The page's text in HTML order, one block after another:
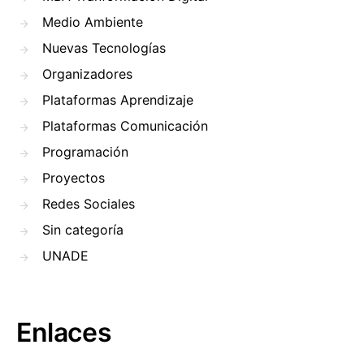
Medio Ambiente
Nuevas Tecnologías
Organizadores
Plataformas Aprendizaje
Plataformas Comunicación
Programación
Proyectos
Redes Sociales
Sin categoría
UNADE
Enlaces